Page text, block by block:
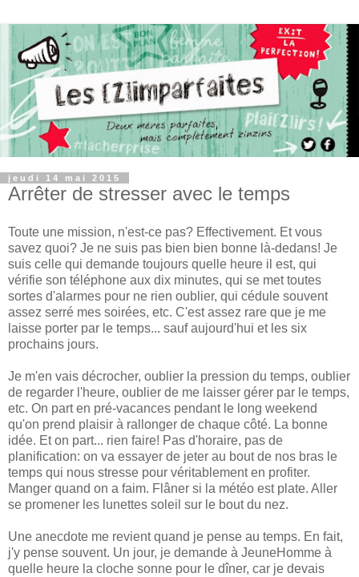
jeudi 14 mai 2015
Arrêter de stresser avec le temps
Toute une mission, n'est-ce pas? Effectivement. Et vous
savez quoi? Je ne suis pas bien bien bonne là-dedans! Je
suis celle qui demande toujours quelle heure il est, qui
vérifie son téléphone aux dix minutes, qui se met toutes
sortes d'alarmes pour ne rien oublier, qui cédule souvent
assez serré mes soirées, etc. C'est assez rare que je me
laisse porter par le temps... sauf aujourd'hui et les six
prochains jours.
Je m'en vais décrocher, oublier la pression du temps, oublier
de regarder l'heure, oublier de me laisser gérer par le temps,
etc. On part en pré-vacances pendant le long weekend
qu'on prend plaisir à rallonger de chaque côté. La bonne
idée. Et on part... rien faire! Pas d'horaire, pas de
planification: on va essayer de jeter au bout de nos bras le
temps qui nous stresse pour véritablement en profiter.
Manger quand on a faim. Flâner si la météo est plate. Aller
se promener les lunettes soleil sur le bout du nez.
Une anecdote me revient quand je pense au temps. En fait,
j'y pense souvent. Un jour, je demande à JeuneHomme à
quelle heure la cloche sonne pour le dîner, car je devais